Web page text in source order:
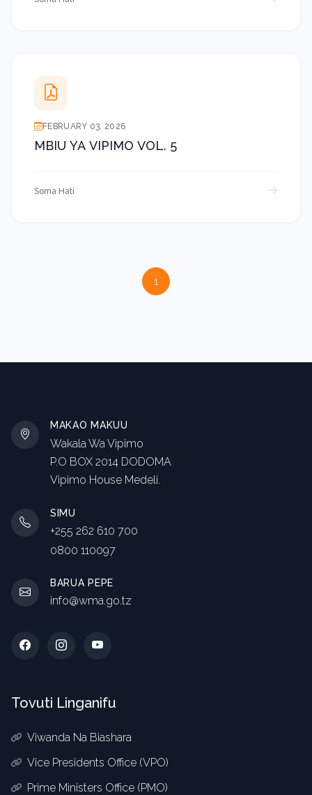
FEBRUARY 03, 2026
MBIU YA VIPIMO VOL. 5
Soma Hati
1
MAKAO MAKUU
Wakala Wa Vipimo
P.O BOX 2014 DODOMA
Vipimo House Medeli.
SIMU
+255 262 610 700
0800 110097
BARUA PEPE
info@wma.go.tz
Tovuti Linganifu
Viwanda Na Biashara
Vice Presidents Office (VPO)
Prime Ministers Office (PMO)